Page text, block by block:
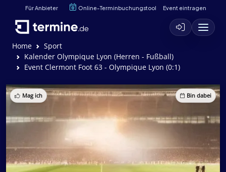
Für Anbieter Online-Terminbuchungstool Event eintragen
Home
Sport
Kalender Olympique Lyon (Herren - Fußball)
Event Clermont Foot 63 - Olympique Lyon (0:1)
Mag ich Bin dabei